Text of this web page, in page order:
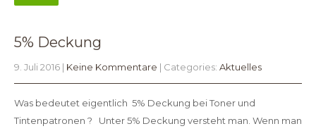
5% Deckung
9. Juli 2016 | Keine Kommentare | Categories: Aktuelles
Was bedeutet eigentlich 5% Deckung bei Toner und
Tintenpatronen ? Unter 5% Deckung versteht man. Wenn man